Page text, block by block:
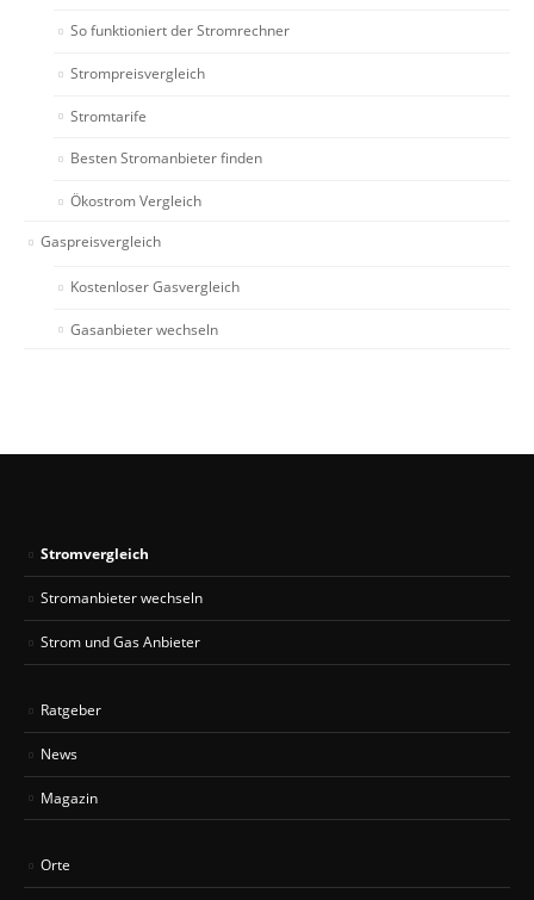
So funktioniert der Stromrechner
Strompreisvergleich
Stromtarife
Besten Stromanbieter finden
Ökostrom Vergleich
Gaspreisvergleich
Kostenloser Gasvergleich
Gasanbieter wechseln
Stromvergleich
Stromanbieter wechseln
Strom und Gas Anbieter
Ratgeber
News
Magazin
Orte